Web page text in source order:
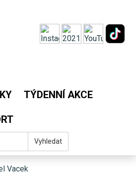
TÝDENNÍ AKCE
Vyhledat
Vacek